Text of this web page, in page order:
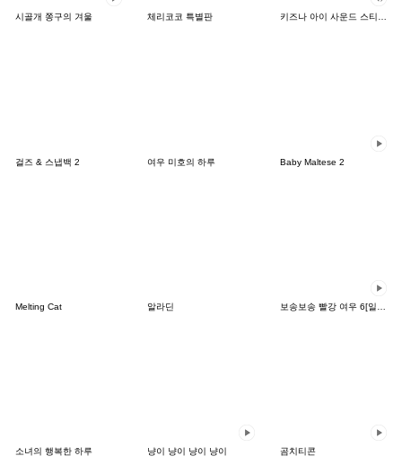
시골개 쫑구의 겨울 체리코코 특별판 키즈나 아이 사운드 스티커 3
걸즈 & 스냅백 2 여우 미호의 하루 Baby Maltese 2
Melting Cat 알라딘
소녀의 행복한 하루 냥이 냥이 냥이 냥이 곰치티콘